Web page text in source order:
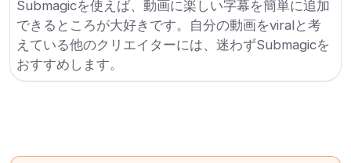
Submagicを使えば、動画に楽しい字幕を簡単に追加
できるところが大好きです。自分の動画をviralと考
えている他のクリエイターには、迷わずSubmagicを
おすすめします。